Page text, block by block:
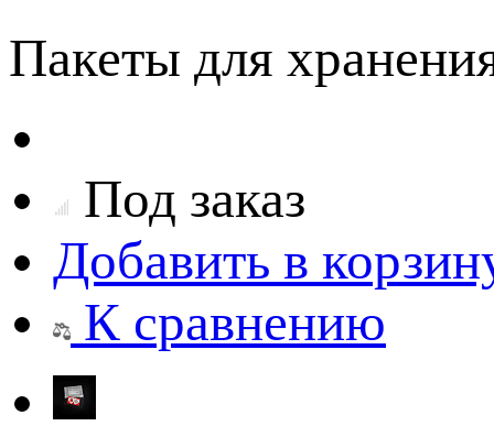
Пакеты для
Под заказ
Добавить в
К сравнению